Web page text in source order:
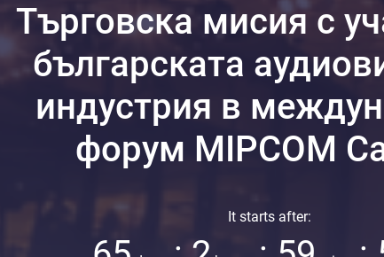
Търговска мисия с
българската
индустрия в
форум MIPCOM
It starts after: